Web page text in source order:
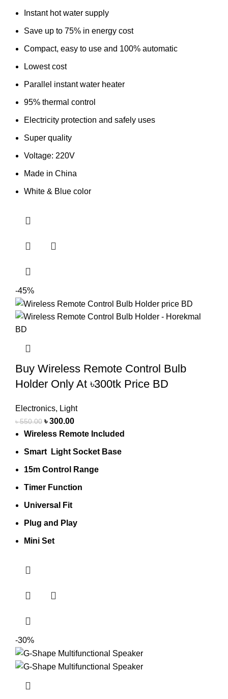
Instant hot water supply
Save up to 75% in energy cost
Compact, easy to use and 100% automatic
Lowest cost
Parallel instant water heater
95% thermal control
Electricity protection and safely uses
Super quality
Voltage: 220V
Made in China
White & Blue color
-45%
Buy Wireless Remote Control Bulb
Holder Only At ৳300tk Price BD
Electronics, Light
৳550.00 ৳300.00
Wireless Remote Included
Smart Light Socket Base
15m Control Range
Timer Function
Universal Fit
Plug and Play
Mini Set
-30%